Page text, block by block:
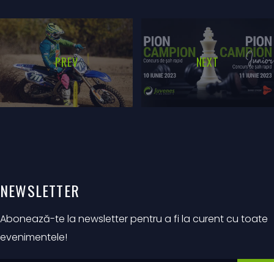
PREV NEXT
NEWSLETTER
Abonează-te la newsletter pentru a fi la curent cu toate
evenimentele!